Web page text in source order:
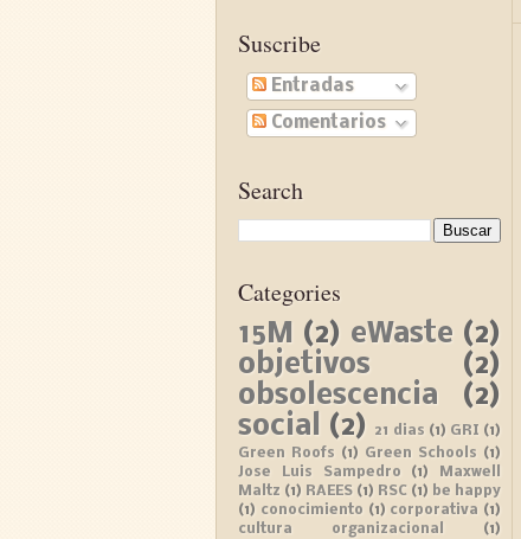
ampliado, dividido,
extendido...
LEER MÁS »
Suscribe
Entradas
Comentarios
Search
Categories
15M (2) eWaste (2)
objetivos
(2)
obsolescencia
(2)
social (2) 21 dias (1) GRI (1)
Green Roofs (1) Green Schools (1)
Jose Luis Sampedro
(1)
Maxwell
Maltz (1) RAEES (1) RSC (1) be happy
(1) conocimiento (1) corporativa (1)
cultura organizacional
(1)